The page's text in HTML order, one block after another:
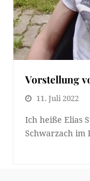
Vorstellung
11. Juli 2022
Ich heiße Elias
Schwarzach im